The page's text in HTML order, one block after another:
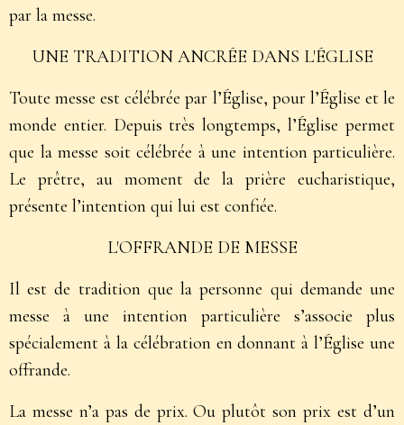
par la messe.
UNE TRADITION ANCRÉE DANS L'ÉGLISE
Toute messe est célébrée par l’Église, pour l’Église et le
monde entier. Depuis très longtemps, l’Église permet
que la messe soit célébrée à une intention particulière.
Le prêtre, au moment de la prière eucharistique,
présente l’intention qui lui est confiée.
L'OFFRANDE DE MESSE
Il est de tradition que la personne qui demande une
messe à une intention particulière s’associe plus
spécialement à la célébration en donnant à l’Église une
offrande.
La messe n’a pas de prix. Ou plutôt son prix est d’un